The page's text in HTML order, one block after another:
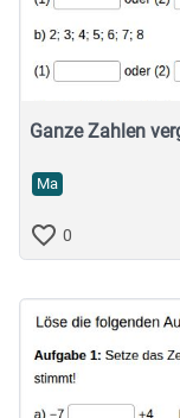
Ganze Zahlen
Ma
0